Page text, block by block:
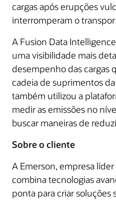
cargas após erupções
interromperam o
A Fusion Data
uma visibilidade mais
desempenho das cargas
cadeia de suprimentos
também utilizou a
medir as emissões no
buscar maneiras de
Sobre o cliente
A Emerson, empresa
combina tecnologias
ponta para criar soluções